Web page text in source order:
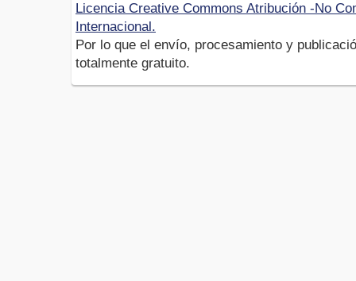
Licencia Creative Commons Atribución -No
Internacional.
Por lo que el envío, procesamiento y
totalmente gratuito.